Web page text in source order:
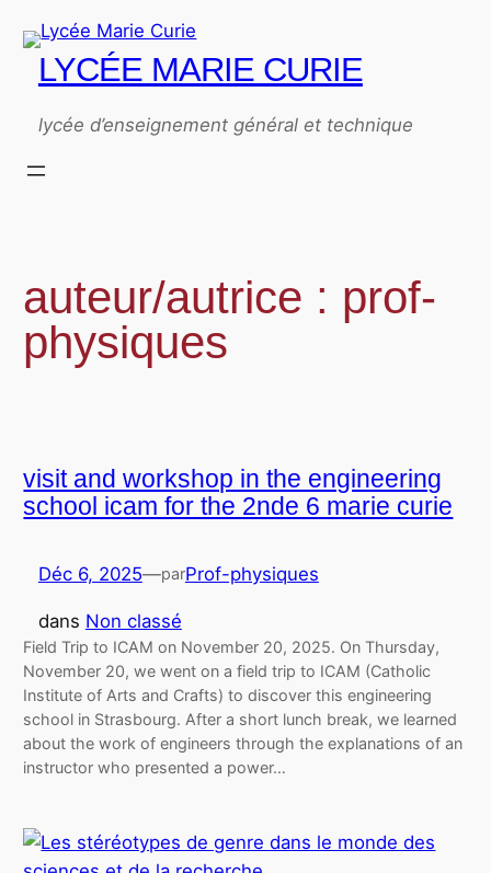
Aller
au
contenu
LYCÉE MARIE CURIE
lycée d’enseignement général et technique
auteur/autrice : prof-
physiques
visit and workshop in the engineering
school icam for the 2nde 6 marie curie
Déc 6, 2025—parProf-physiques
dans Non classé
Field Trip to ICAM on November 20, 2025. On Thursday,
November 20, we went on a field trip to ICAM (Catholic
Institute of Arts and Crafts) to discover this engineering
school in Strasbourg. After a short lunch break, we learned
about the work of engineers through the explanations of an
instructor who presented a power…